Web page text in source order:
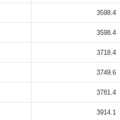
3598.4
3598.4
3718.4
3749.6
3781.4
3914.1